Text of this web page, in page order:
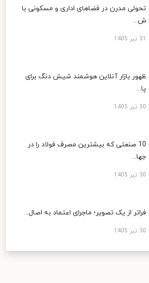
تحولی مدرن در فضاهای اداری و مسکونی با
ش...
ظهور بازار آنلاین هوشمند شیش دنگ برای
پا...
30 تیر 1405
10 صنعتی که بیشترین مصرف فولاد را در
جها...
30 تیر 1405
فراتر از یک تصویر؛ ماجرای اعتماد به اصال...
30 تیر 1405